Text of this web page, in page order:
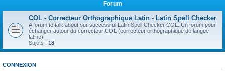
Forum
COL - Correcteur Orthographique Latin - Latin Spell Checker
A forum to talk about our successful Latin Spell Checker COL. Un forum pour
échanger autour du correcteur COL (correcteur orthographique de langue
latine).
Sujets : 18
CONNEXION